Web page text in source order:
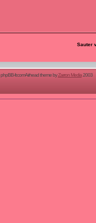
Sauter
phpBB-fr.comAirhead theme byZarron Media2003